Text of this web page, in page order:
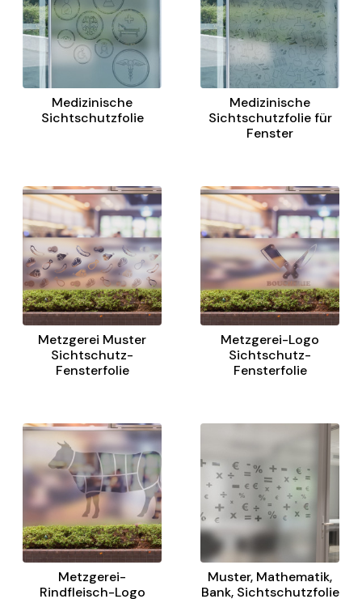
Medizinische
Sichtschutzfolie
Medizinische
Sichtschutzfolie für
Fenster
Metzgerei Muster
Sichtschutz-
Fensterfolie
Metzgerei-Logo
Sichtschutz-
Fensterfolie
Metzgerei-
Rindfleisch-Logo
Muster, Mathematik,
Bank, Sichtschutzfolie